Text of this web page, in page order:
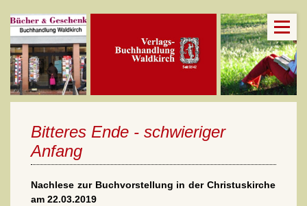
Bitteres Ende - schwieriger
Anfang
Nachlese zur Buchvorstellung in der Christuskirche
am 22.03.2019